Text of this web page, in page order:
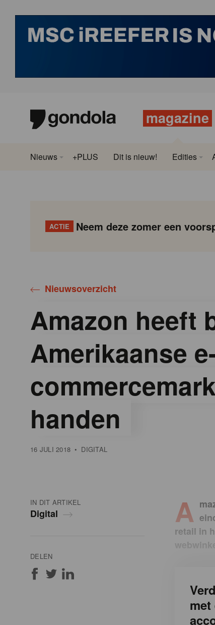
magazine
Nieuws +PLUS Dit is nieuw! Edities
ACTIE Neem deze zomer een
Nieuwsoverzicht
Amazon heeft
Amerikaanse
handen
16 JULI 2018 • DIGITAL
IN DIT ARTIKEL
Digital
DELEN
A
retail in
met